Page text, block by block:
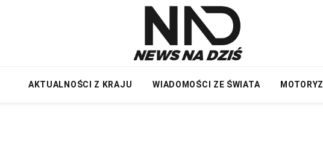
AKTUALNOŚCI Z KRAJU WIADOMOŚCI ZE ŚWIATA